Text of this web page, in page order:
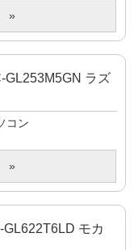
GL253M5GN ラズ
コン
モカ